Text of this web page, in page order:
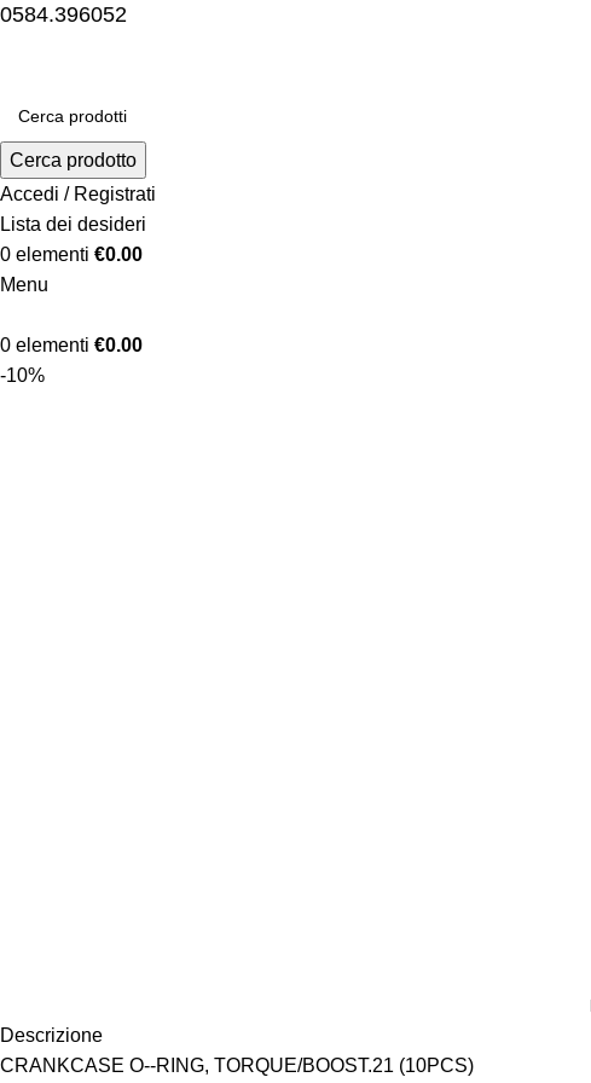
0584.396052
Cerca prodotto
Accedi / Registrati
Lista dei desideri
0 elementi €0.00
Menu
0 elementi €0.00
-10%
Descrizione
CRANKCASE O-­-RING, TORQUE/BOOST.21 (10PCS)